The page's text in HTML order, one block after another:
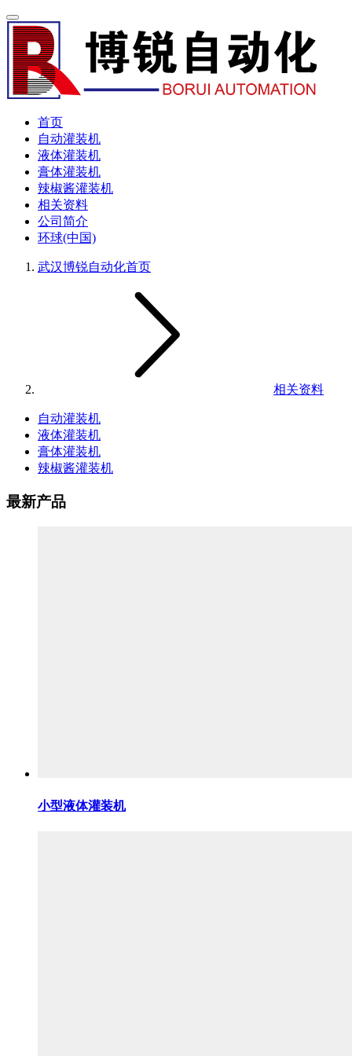
首页
自动灌装机
液体灌装机
膏体灌装机
辣椒酱灌装机
相关资料
公司简介
环球(中国)
武汉博锐自动化首页
相关资料
自动灌装机
液体灌装机
膏体灌装机
辣椒酱灌装机
最新产品
小型液体灌装机